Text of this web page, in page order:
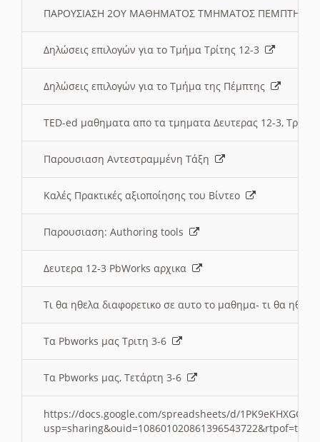
ΠΑΡΟΥΣΙΑΣΗ 2ΟΥ ΜΑΘΗΜΑΤΟΣ ΤΜΗΜΑΤΟΣ
Δηλώσεις επιλογών για το Τμήμα Τρίτης 12-3
Δηλώσεις επιλογών για το Τμήμα της Πέμπτης
TED-ed μαθηματα απο τα τμηματα Δευτερας 12-3,
Παρουσιαση Αντεστραμμένη Τάξη
Καλές Πρακτικές αξιοποίησης του Βίντεο
Παρουσιαση: Authoring tools
Δευτερα 12-3 PbWorks αρχικα
Τι θα ηθελα διαφορετικο σε αυτο το μαθημα- τι θα
Τα Pbworks μας Τριτη 3-6
Τα Pbworks μας, Τετάρτη 3-6
https://docs.google.com/spreadsheets/d/